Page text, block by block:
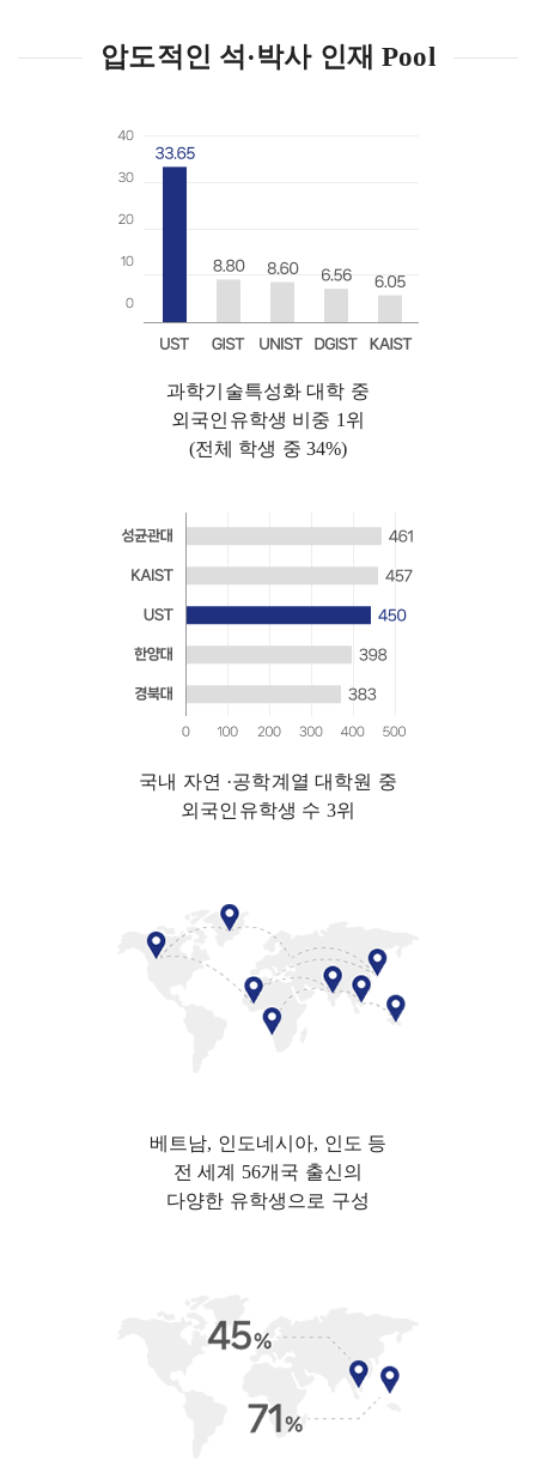
압도적인 석·박사 인재 Pool
과학기술특성화 대학 중
외국인유학생 비중 1위
(전체 학생 중 34%)
국내 자연 ·공학계열 대학원 중
외국인유학생 수 3위
베트남, 인도네시아, 인도 등
전 세계 56개국 출신의
다양한 유학생으로 구성